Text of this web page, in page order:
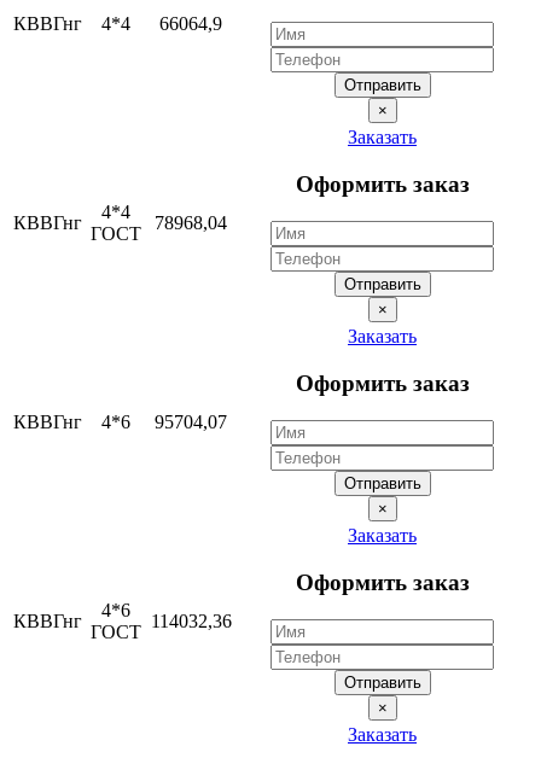
КВВГнг 4*4 66064,9
Отправить
×
КВВГнг
4*4
ГОСТ
78968,04
Заказать
Оформить заказ
Отправить
×
КВВГнг 4*6 95704,07
Заказать
Оформить заказ
Отправить
×
КВВГнг
4*6
ГОСТ
114032,36
Заказать
Оформить заказ
Отправить
×
Заказать